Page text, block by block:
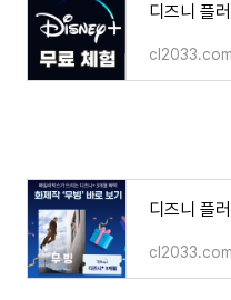
cl2033.com
cl2033.com